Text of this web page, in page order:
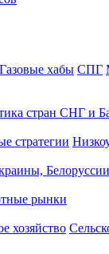
Газовые хабы СПГ
стран СНГ и
стратегии
рынки
хозяйство